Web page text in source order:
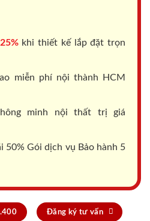
25%khi thiết kế lắp đặt trọn
miễn phí nội thành HCM
minh nội thất trị giá
50% Gói dịch vụ Bảo hành 5
Đăng ký tư vấn